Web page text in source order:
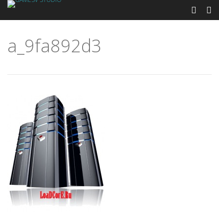
a_9fa892d3